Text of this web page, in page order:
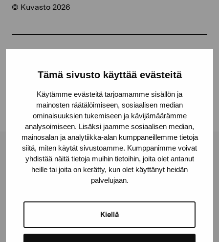
Tämä sivusto käyttää evästeitä
Käytämme evästeitä tarjoamamme sisällön ja
mainosten räätälöimiseen, sosiaalisen median
ominaisuuksien tukemiseen ja kävijämäärämme
analysoimiseen. Lisäksi jaamme sosiaalisen median,
mainosalan ja analytiikka-alan kumppaneillemme tietoja
siitä, miten käytät sivustoamme. Kumppanimme voivat
yhdistää näitä tietoja muihin tietoihin, joita olet antanut
heille tai joita on kerätty, kun olet käyttänyt heidän
palvelujaan.
Kiellä
© Kuvasto 2026
Facebook
Linkedin
Pro Artibus -säätiö
10600 Tammisaari
+358 (0)50 371 6339